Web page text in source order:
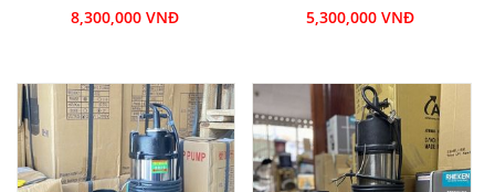
8,300,000 VNĐ 5,300,000 VNĐ